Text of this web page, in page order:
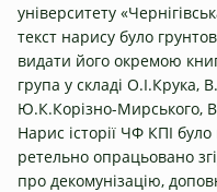
університету
текст нарису було
видати його окремою
група у складі
Ю.К.Корізно-Мирського,
Нарис історії ЧФ КПІ
ретельно опрацьовано
про декомунізацію,